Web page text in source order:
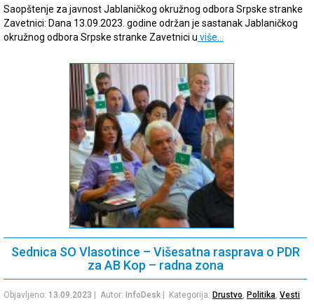
Saopštenje za javnost Jablaničkog okružnog odbora Srpske stranke
Zavetnici: Dana 13.09.2023. godine održan je sastanak Jablaničkog
okružnog odbora Srpske stranke Zavetnici u više…
Sednica SO Vlasotince – Višesatna rasprava o PDR
za AB Kop – radna zona
Objavljeno: 13.09.2023 | Autor: InfoDesk | Kategorija: Drustvo Politika Vesti